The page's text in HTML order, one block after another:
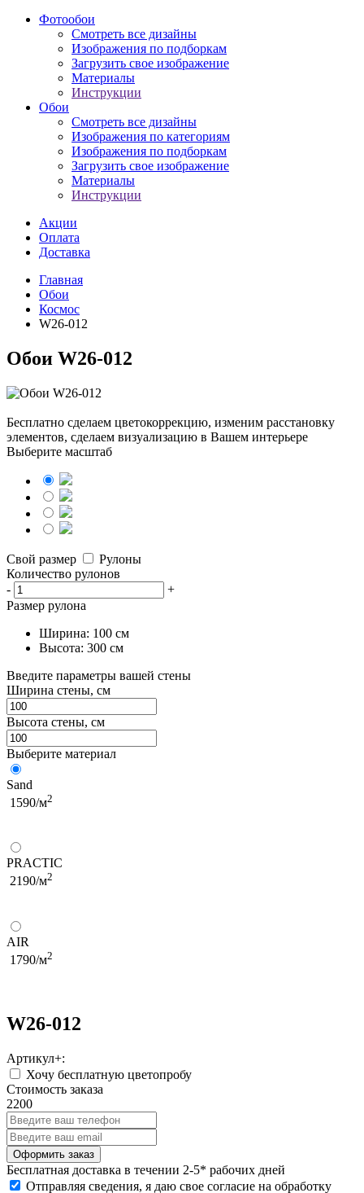
Фотообои
Смотреть все дизайны
Изображения по подборкам
Загрузить свое изображение
Материалы
Инструкции
Обои
Смотреть все дизайны
Изображения по категориям
Изображения по подборкам
Загрузить свое изображение
Материалы
Инструкции
Акции
Оплата
Доставка
Главная
Обои
Космос
W26-012
Обои W26-012
Бесплатно сделаем цветокоррекцию, изменим расстановку
элементов, сделаем визуализацию в Вашем интерьере
Выберите масштаб
Свой размер
Рулоны
Количество рулонов
-
+
Размер рулона
Ширина: 100 см
Высота: 300 см
Введите параметры вашей стены
Ширина стены, см
Высота стены, см
Выберите материал
Sand
1590/м2
PRACTIC
2190/м2
AIR
1790/м2
W26-012
Артикул+:
Хочу бесплатную цветопробу
Стоимость заказа
2200
Бесплатная доставка в течении 2-5* рабочих дней
Отправляя сведения, я даю свое согласие на обработку